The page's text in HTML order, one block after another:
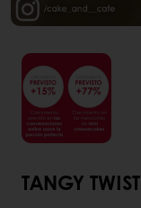
TANGY TWIST